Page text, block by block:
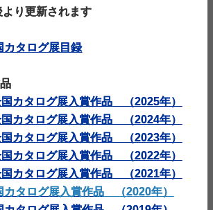
り更新されます
タログ展目録
カタログ展入賞作品 （2025年）
カタログ展入賞作品 （2024年）
カタログ展入賞作品 （2023年）
カタログ展入賞作品 （2022年）
カタログ展入賞作品 （2021年）
タログ展入賞作品 （2020年）